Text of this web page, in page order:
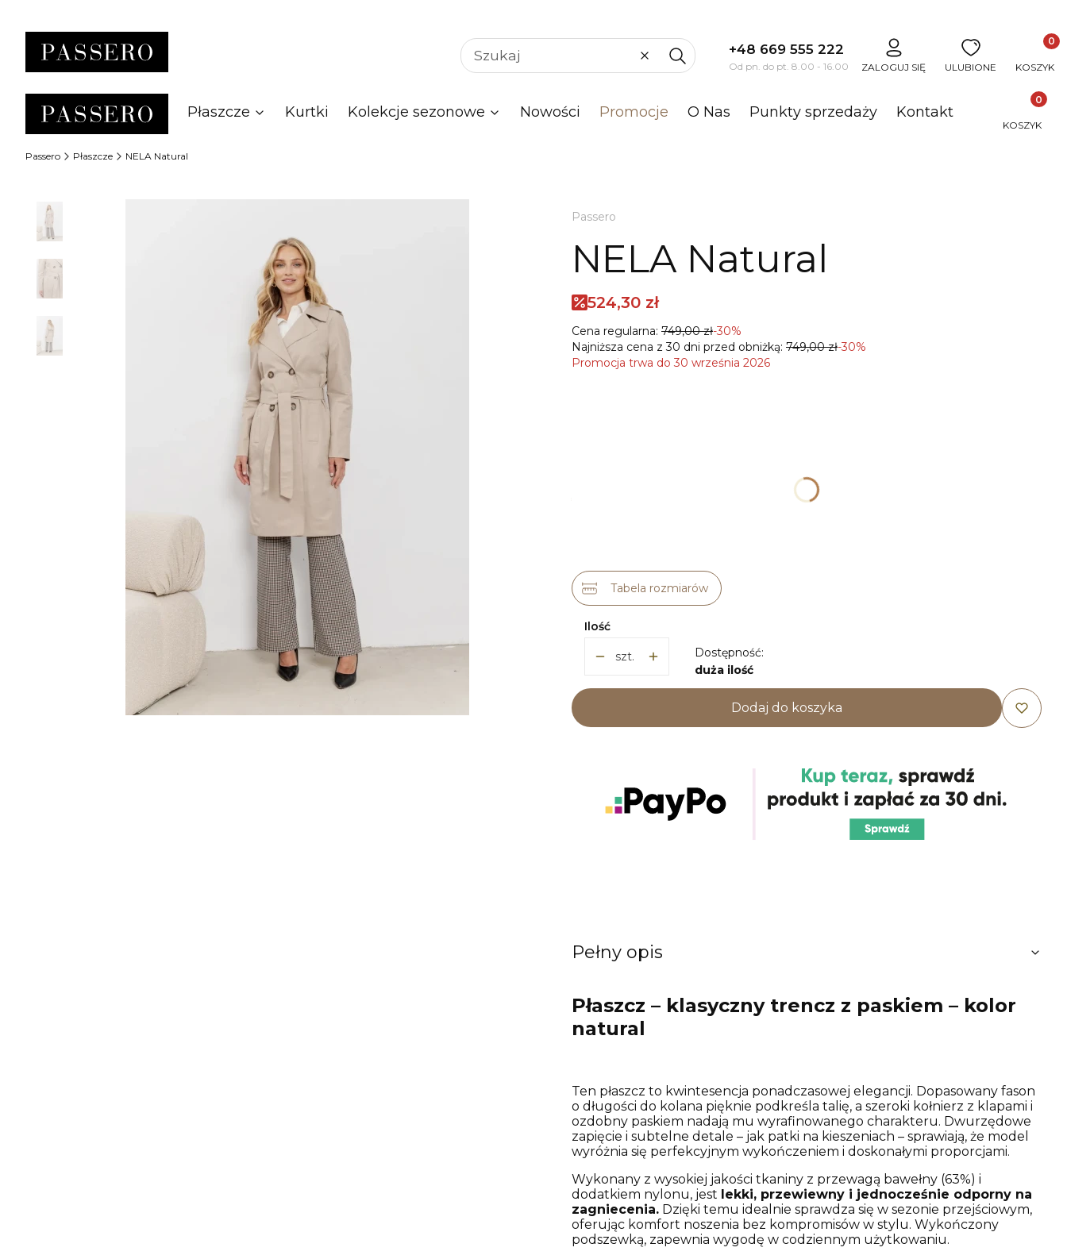
Wyczyść
Szukaj
+48 669 555 222
Od pn. do pt. 8.00 - 16.00 ZALOGUJ SIĘ ULUBIONE KOSZYK
Płaszcze Kurtki Kolekcje sezonowe Nowości Promocje O Nas Punkty sprzedaży Kontakt
Produkty
KOSZYK
Passero Płaszcze NELA Natural
Passero
NELA Natural
524,30 zł
Cena regularna: 749,00 zł-30%
Najniższa cena z 30 dni przed obniżką: 749,00 zł-30%
Promocja trwa do 30 września 2026
Tabela rozmiarów
Ilość
szt.
Dostępność:
duża ilość
Dodaj do koszyka
Pełny opis
Płaszcz – klasyczny trencz z paskiem – kolor
natural
Ten płaszcz to kwintesencja ponadczasowej elegancji. Dopasowany fason
o długości do kolana pięknie podkreśla talię, a szeroki kołnierz z klapami i
ozdobny paskiem nadają mu wyrafinowanego charakteru. Dwurzędowe
zapięcie i subtelne detale – jak patki na kieszeniach – sprawiają, że model
wyróżnia się perfekcyjnym wykończeniem i doskonałymi proporcjami.
Wykonany z wysokiej jakości tkaniny z przewagą bawełny (63%) i
dodatkiem nylonu, jest lekki, przewiewny i jednocześnie odporny na
zagniecenia. Dzięki temu idealnie sprawdza się w sezonie przejściowym,
oferując komfort noszenia bez kompromisów w stylu. Wykończony
podszewką, zapewnia wygodę w codziennym użytkowaniu.